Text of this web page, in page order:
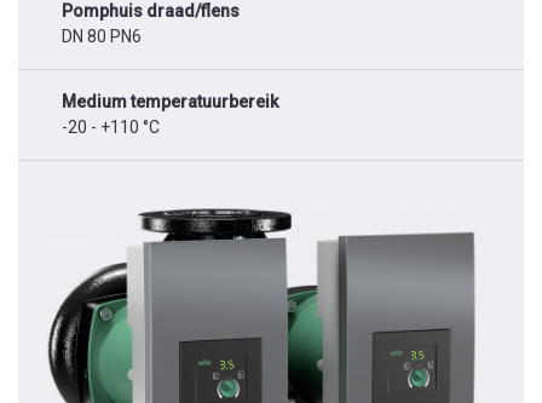
Pomphuis draad/flens
DN 80 PN6
Medium temperatuurbereik
-20 - +110 °C